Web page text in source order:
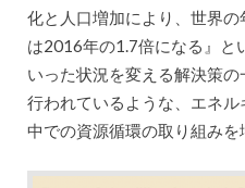
化と人口増加により、世界
は2016年の1.7倍になる』と
いった状況を変える解決策
行われているような、エネ
中での資源循環の取り組みを